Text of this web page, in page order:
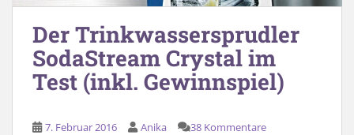
Der Trinkwassersprudler
SodaStream Crystal im
Test (inkl. Gewinnspiel)
7. Februar 2016 Anika 38 Kommentare